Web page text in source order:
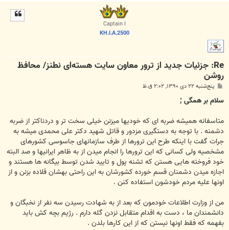
Captain I
KH.I.A.2500
Re: جزئیات جدید از ترور معاون سایت هسته‌ای نطنز/ محافظ
روشن
پ
ت
پنج‌شنبه ۲۲ دی ۱۳۹۰, ۲:۰۲ ق.ظ
سلام بر همگی ;
متاسفانه همیشه ضربه ای که خودیها میزنن خیلی سخت تر و دردناکتر از ضربه
دشمنه . با توجه به دستگیری مزدور و قاتل شهید دکتر علی محمدی میشه به
جرات گفت با اینکه طرح این ترورها از طرف سازمانهای جاسوسی کشورهای
مشخصیه ولی کسانی که این ترورها را انجام میدن از به ظاهر ایرانیها و صد البته
خود فروخته هایی هستن که تشنه پول و تایید شدن توسط بیگانه ها هستند و
اجازه میدن دشمنان قسم خورده کشورشان به این راحتی بهشان قلاده بزنن و از
اونها علیه مردم خودشون استفاده کنن .
من از وزارت اطلاعات خودمون که بعد از به شهادت رسیدن سه نفر از نخبگان و
دانشمندان ما ، دست به اقدام متقابل نزدن گله دارم . رژیم بچه کش باید
بفهمه که فقط اونها نیستن که از این کارها بلدن .